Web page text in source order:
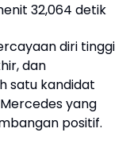
32,064 detik
diri tinggi
dan
satu kandidat
yang
positif.